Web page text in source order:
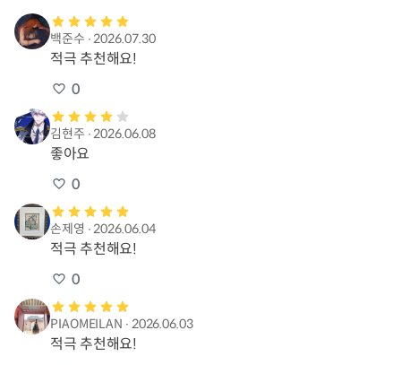
백준수 ∙2026.07.30
적극 추천해요!
0
김현주 ∙2026.06.08
좋아요
0
손제영 ∙2026.06.04
적극 추천해요!
0
PIAOMEILAN ∙ 2026.06.03
적극 추천해요!